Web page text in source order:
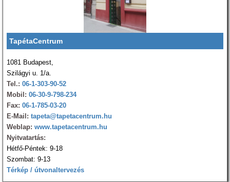
TapétaCentrum
1081 Budapest,
Szilágyi u. 1/a.
Tel.: 06-1-303-90-52
Mobil: 06-30-9-798-234
Fax: 06-1-785-03-20
E-Mail: tapeta@tapetacentrum.hu
Weblap: www.tapetacentrum.hu
Nyitvatartás:
Hétfő-Péntek: 9-18
Szombat: 9-13
Térkép / útvonaltervezés